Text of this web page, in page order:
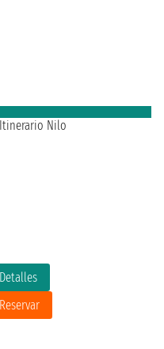
Detalles
Reservar